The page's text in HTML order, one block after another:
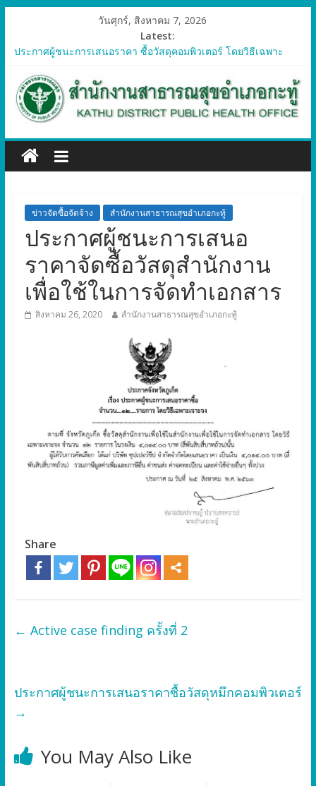
วันศุกร์, สิงหาคม 7, 2026
Latest:
ประกาศผู้ชนะการเสนอราคา ซื้อวัสดุคอมพิวเตอร์ โดยวิธีเฉพาะ
ประกาศผู้ชนะการเสนอราคา จัดซื้อวัสดุทางการแพทย์สำหรับ
โครงการป้องกันควบคุมโรคติดต่อและภัยสุขภาพในแรงงานต่างด้าว
อำเภอกะทู้ ปี 2569
เจาะจง
ประกาศผู้ชนะการเสนอรา ซื้อวัสดุงานบ้านงานครัว โดยวิธีเฉพาะ
เจาะจง
เจาะจงข่าวจัดซื้อจัดจ้าง สำนักงานสาธารณสุขอำเภอกะทู้
ประกาศผู้ชนะการเสนอ
ราคาจัดซื้อวัสดุสำนักงาน
เพื่อใช้ในการจัดทำเอกสาร
สิงหาคม 26, 2020 สำนักงานสาธารณสุขอำเภอกะทู้
Share
← Active case finding ครั้งที่ 2
ประกาศผู้ชนะการเสนอราคาซื้อวัสดุหมึกคอมพิวเตอร์
→
You May Also Like